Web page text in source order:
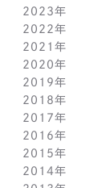
6月(5)
5月(6)
4月(12)
3月(13)
2月(9)
1月(4)
11月(5)
10月(8)
9月(12)
8月(8)
7月(10)
6月(6)
5月(7)
4月(11)
3月(9)
2月(10)
12月(7)
11月(5)
10月(12)
9月(4)
8月(5)
7月(11)
6月(7)
5月(5)
4月(11)
3月(6)
2023年
12月(3)
11月(13)
10月(11)
9月(3)
8月(5)
7月(8)
6月(2)
5月(12)
4月(5)
2022年
12月(2)
11月(4)
10月(4)
9月(1)
8月(3)
7月(6)
6月(2)
5月(4)
2021年
12月(4)
11月(2)
10月(6)
9月(3)
8月(2)
7月(7)
6月(1)
2020年
12月(2)
11月(3)
10月(5)
9月(3)
8月(3)
7月(5)
2019年
12月(2)
11月(3)
10月(4)
9月(1)
8月(4)
2018年
12月(2)
11月(7)
10月(8)
9月(7)
2017年
12月(2)
11月(5)
10月(5)
2016年
12月(2)
11月(3)
2015年
12月(3)
2014年